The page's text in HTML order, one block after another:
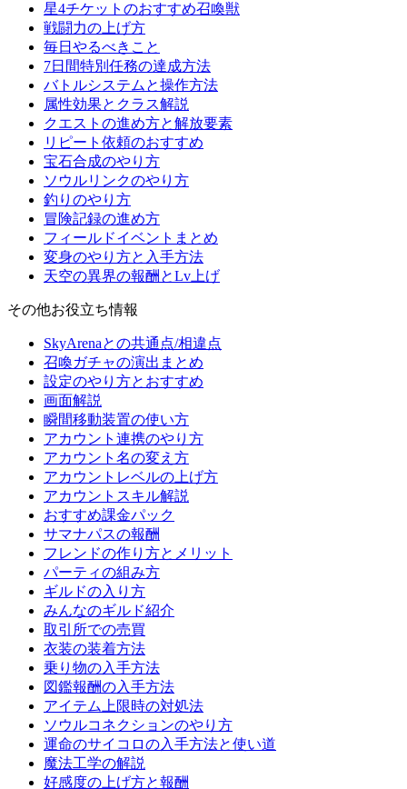
星4チケットのおすすめ召喚獣
戦闘力の上げ方
毎日やるべきこと
7日間特別任務の達成方法
バトルシステムと操作方法
属性効果とクラス解説
クエストの進め方と解放要素
リピート依頼のおすすめ
宝石合成のやり方
ソウルリンクのやり方
釣りのやり方
冒険記録の進め方
フィールドイベントまとめ
変身のやり方と入手方法
天空の異界の報酬とLv上げ
その他お役立ち情報
SkyArenaとの共通点/相違点
召喚ガチャの演出まとめ
設定のやり方とおすすめ
画面解説
瞬間移動装置の使い方
アカウント連携のやり方
アカウント名の変え方
アカウントレベルの上げ方
アカウントスキル解説
おすすめ課金パック
サマナパスの報酬
フレンドの作り方とメリット
パーティの組み方
ギルドの入り方
みんなのギルド紹介
取引所での売買
衣装の装着方法
乗り物の入手方法
図鑑報酬の入手方法
アイテム上限時の対処法
ソウルコネクションのやり方
運命のサイコロの入手方法と使い道
魔法工学の解説
好感度の上げ方と報酬